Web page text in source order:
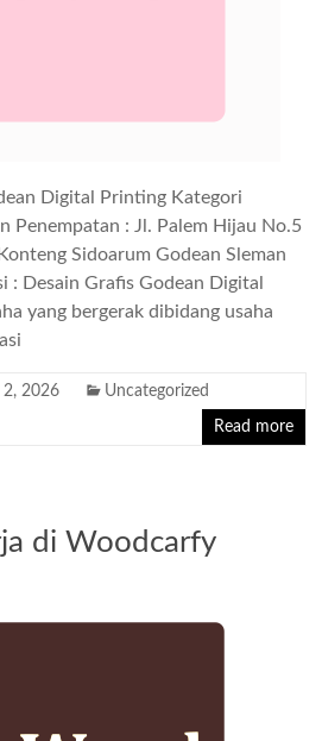
Digital Printing Kategori
Penempatan : Jl. Palem Hijau No.5
Sidoarum Godean Sleman
: Desain Grafis Godean Digital
yang bergerak dibidang usaha
2, 2026 Uncategorized
Read more
di Woodcarfy